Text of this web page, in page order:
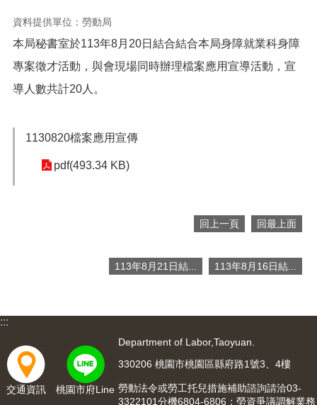
業
務
資
訊
服
府
用
回
首
頁
資料提供單位：勞動局
本局秘書室於113年8月20日結合結合本局身障就業科身障
專案徵才活動，與會現場同時辦理檔案應用宣導活動，宣
導人數共計20人。
1130820檔案應用宣傳
pdf(493.34 KB)
回上一頁 回最上面
113年8月21日結... 113年8月16日結...
:::
交通資訊 桃園市府Line
Department of Labor,Taoyuan.
330206 桃園市桃園區縣府路1號3、4樓
勞動法令或勞工托兒措施補助諮詢請洽03-
3322101分機6804-6806；勞資爭議調解業務